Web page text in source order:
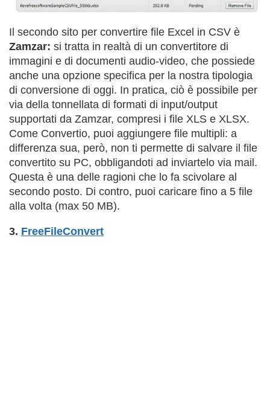
Il secondo sito per convertire file Excel in CSV è
Zamzar: si tratta in realtà di un convertitore di
immagini e di documenti audio-video, che possiede
anche una opzione specifica per la nostra tipologia
di conversione di oggi. In pratica, ciò è possibile per
via della tonnellata di formati di input/output
supportati da Zamzar, compresi i file XLS e XLSX.
Come Convertio, puoi aggiungere file multipli: a
differenza sua, però, non ti permette di salvare il file
convertito su PC, obbligandoti ad inviartelo via mail.
Questa è una delle ragioni che lo fa scivolare al
secondo posto. Di contro, puoi caricare fino a 5 file
alla volta (max 50 MB).
3. FreeFileConvert